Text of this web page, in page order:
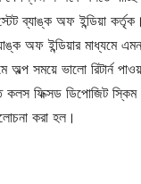
ব্যাঙ্ক অফ ইন্ডিয়া
অফ ইন্ডিয়ার মাধ্যমে
অল্প সময়ে ভালো রিটার্ন
ফিক্সড ডিপোজিট
করা হল।